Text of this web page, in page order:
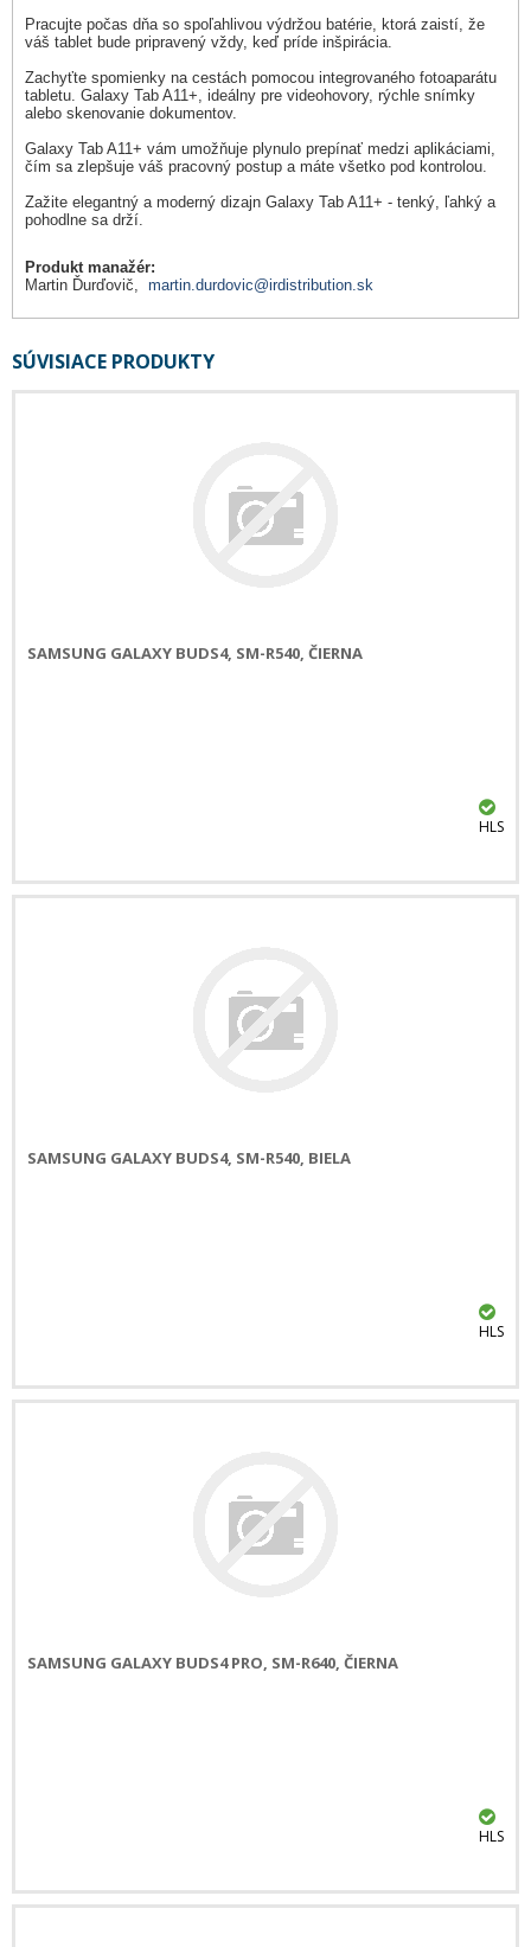
Pracujte počas dňa so spoľahlivou výdržou batérie, ktorá zaistí, že
váš tablet bude pripravený vždy, keď príde inšpirácia.
Zachyťte spomienky na cestách pomocou integrovaného fotoaparátu
tabletu. Galaxy Tab A11+, ideálny pre videohovory, rýchle snímky
alebo skenovanie dokumentov.
Galaxy Tab A11+ vám umožňuje plynulo prepínať medzi aplikáciami,
čím sa zlepšuje váš pracovný postup a máte všetko pod kontrolou.
Zažite elegantný a moderný dizajn Galaxy Tab A11+ - tenký, ľahký a
pohodlne sa drží.
Produkt manažér:
Martin Ďurďovič, martin.durdovic@irdistribution.sk
SÚVISIACE PRODUKTY
SAMSUNG GALAXY BUDS4, SM-R540, ČIERNA
HLS
SAMSUNG GALAXY BUDS4, SM-R540, BIELA
HLS
SAMSUNG GALAXY BUDS4 PRO, SM-R640, ČIERNA
HLS